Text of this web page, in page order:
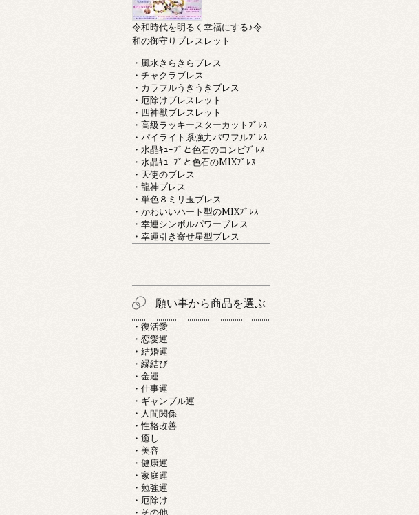
令和時代を明るく幸福にする♪令
和の御守りブレスレット
・風水きらきらブレス
・チャクラブレス
・カラフルうきうきブレス
・厄除けブレスレット
・四神獣ブレスレット
・高級ラッキースターカットﾌﾞﾚｽ
・パイライト系強力パワフルﾌﾞﾚｽ
・水晶ｷｭｰﾌﾞと色石のコンビﾌﾞﾚｽ
・水晶ｷｭｰﾌﾞと色石のMIXﾌﾞﾚｽ
・天使のブレス
・龍神ブレス
・単色８ミリ玉ブレス
・かわいいハート型のMIXﾌﾞﾚｽ
・幸運シンボルパワーブレス
・幸運引き寄せ星型ブレス
願い事から商品を選ぶ
・復活愛
・恋愛運
・結婚運
・縁結び
・金運
・仕事運
・ギャンブル運
・人間関係
・性格改善
・癒し
・美容
・健康運
・家庭運
・勉強運
・厄除け
・その他